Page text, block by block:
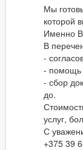
Мы
которой
Именно
В
-
- помощь
- сбор
до.
услуг,
С
+375 39